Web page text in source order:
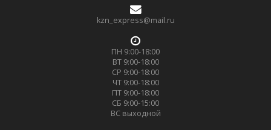
kzn_express@mail.ru
ПН 9:00-18:00
ВТ 9:00-18:00
СР 9:00-18:00
ЧТ 9:00-18:00
ПТ 9:00-18:00
СБ 9:00-15:00
ВС выходной